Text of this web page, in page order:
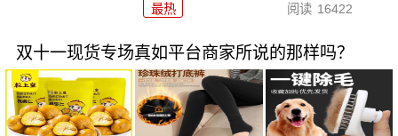
最热 阅读 16422
双十一现货专场真如平台商家所说的那样吗？